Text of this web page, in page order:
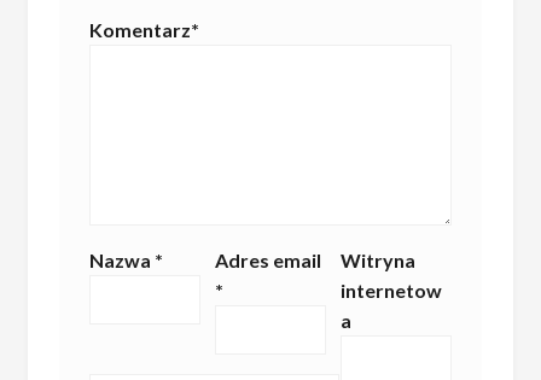
Komentarz*
Nazwa *
Adres email
*
Witryna
internetow
a